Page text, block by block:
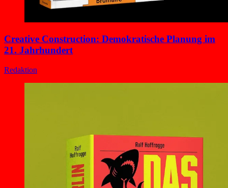
Creative Construction: Demokratische Planung im
21. Jahrhundert
Redaktion